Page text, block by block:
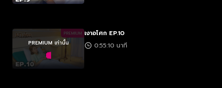
PREMIUM
PREMIUM เท่านั้น
เงาอโศก EP.10
0:55:10 นาที